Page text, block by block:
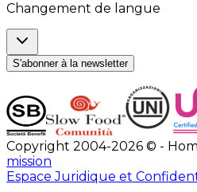
Changement de langue
S'abonner à la newsletter
Copyright 2004-2026 © -
mission
Espace Juridique et